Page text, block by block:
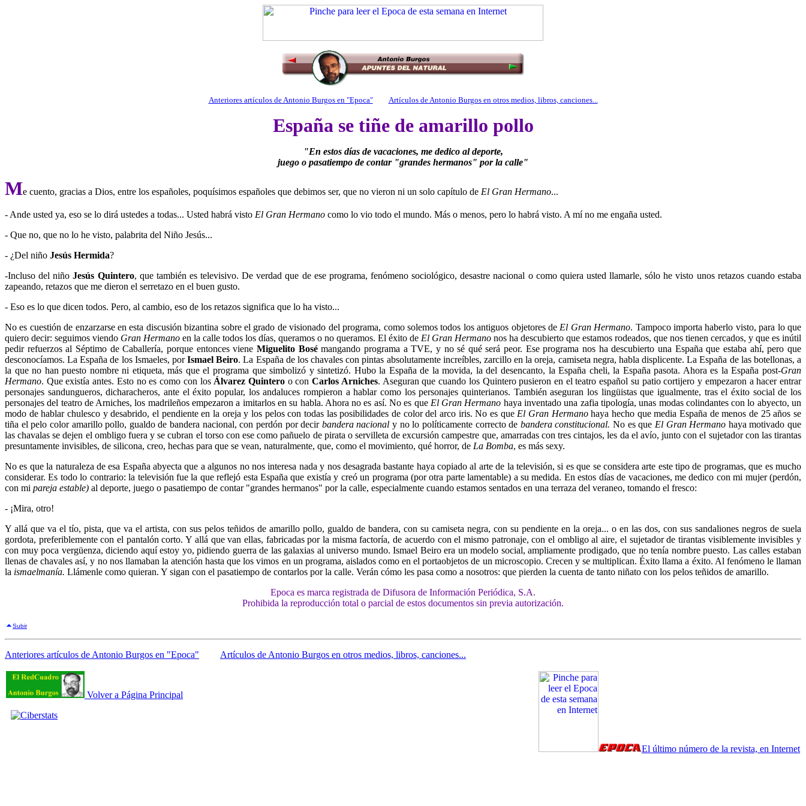
Anteriores artículos de Antonio Burgos en "Epoca" Artículos de Antonio Burgos en otros medios, libros, canciones...
España se tiñe de amarillo pollo
"En estos días de vacaciones, me dedico al deporte,
juego o pasatiempo de contar "grandes hermanos" por la calle"
Me cuento, gracias a Dios, entre los españoles, poquísimos españoles que debimos ser, que no vieron ni un solo capítulo de El Gran Hermano...
- Ande usted ya, eso se lo dirá ustedes a todas... Usted habrá visto El Gran Hermano como lo vio todo el mundo. Más o menos, pero lo habrá visto. A mí no me engaña usted.
- Que no, que no lo he visto, palabrita del Niño Jesús...
- ¿Del niño Jesús Hermida?
-Incluso del niñoJesús Quintero, que también es televisivo. De verdad que de ese programa, fenómeno sociológico, desastre nacional o como quiera usted llamarle, sólo he visto unos retazos cuando estaba
zapeando, retazos que me dieron el serretazo en el buen gusto.
- Eso es lo que dicen todos. Pero, al cambio, eso de los retazos significa que lo ha visto...
No es cuestión de enzarzarse en esta discusión bizantina sobre el grado de visionado del programa, como solemos todos los antiguos objetores de El Gran Hermano. Tampoco importa haberlo visto, para lo que
quiero decir: seguimos viendo Gran Hermano en la calle todos los días, queramos o no queramos. El éxito de El Gran Hermano nos ha descubierto que estamos rodeados, que nos tienen cercados, y que es inútil
pedir refuerzos al Séptimo de Caballería, porque entonces viene Miguelito Bosémangando programa a TVE, y no sé qué será peor. Ese programa nos ha descubierto una España que estaba ahí, pero que
desconocíamos. La España de los Ismaeles, porIsmael Beiro. La España de los chavales con pintas absolutamente increíbles, zarcillo en la oreja, camiseta negra, habla displicente. La España de las botellonas, a
la que no han puesto nombre ni etiqueta, más que el programa que simbolizó y sintetizó. Hubo la España de la movida, la del desencanto, la España cheli, la España pasota. Ahora es la España post-Gran
Hermano. Que existía antes. Esto no es como con los Álvarez Quintero o conCarlos Arniches. Aseguran que cuando los Quintero pusieron en el teatro español su patio cortijero y empezaron a hacer entrar
personajes sandungueros, dicharacheros, ante el éxito popular, los andaluces rompieron a hablar como los personajes quinterianos. También aseguran los lingüistas que igualmente, tras el éxito social de los
personajes del teatro de Arniches, los madrileños empezaron a imitarlos en su habla. Ahora no es así. No es que El Gran Hermano haya inventado una zafia tipología, unas modas colindantes con lo abyecto, un
modo de hablar chulesco y desabrido, el pendiente en la oreja y los pelos con todas las posibilidades de color del arco iris. No es que El Gran Hermanohaya hecho que media España de menos de 25 años se
tiña el pelo color amarillo pollo, gualdo de bandera nacional, con perdón por decir bandera nacional y no lo políticamente correcto de bandera constitucional. No es que El Gran Hermano haya motivado que
las chavalas se dejen el ombligo fuera y se cubran el torso con ese como pañuelo de pirata o servilleta de excursión campestre que, amarradas con tres cintajos, les da el avío, junto con el sujetador con las tirantas
presuntamente invisibles, de silicona, creo, hechas para que se vean, naturalmente, que, como el movimiento, qué horror, de La Bomba, es más sexy.
No es que la naturaleza de esa España abyecta que a algunos no nos interesa nada y nos desagrada bastante haya copiado al arte de la televisión, si es que se considera arte este tipo de programas, que es mucho
considerar. Es todo lo contrario: la televisión fue la que reflejó esta España que existía y creó un programa (por otra parte lamentable) a su medida. En estos días de vacaciones, me dedico con mi mujer (perdón,
con mi pareja estable) al deporte, juego o pasatiempo de contar "grandes hermanos" por la calle, especialmente cuando estamos sentados en una terraza del veraneo, tomando el fresco:
- ¡Mira, otro!
Y allá que va el tío, pista, que va el artista, con sus pelos teñidos de amarillo pollo, gualdo de bandera, con su camiseta negra, con su pendiente en la oreja... o en las dos, con sus sandaliones negros de suela
gordota, preferiblemente con el pantalón corto. Y allá que van ellas, fabricadas por la misma factoría, de acuerdo con el mismo patronaje, con el ombligo al aire, el sujetador de tirantas visiblemente invisibles y
con muy poca vergüenza, diciendo aquí estoy yo, pidiendo guerra de las galaxias al universo mundo. Ismael Beiro era un modelo social, ampliamente prodigado, que no tenía nombre puesto. Las calles estaban
llenas de chavales así, y no nos llamaban la atención hasta que los vimos en un programa, aislados como en el portaobjetos de un microscopio. Crecen y se multiplican. Éxito llama a éxito. Al fenómeno le llaman
la ismaelmanía. Llámenle como quieran. Y sigan con el pasatiempo de contarlos por la calle. Verán cómo les pasa como a nosotros: que pierden la cuenta de tanto niñato con los pelos teñidos de amarillo.
Epoca es marca registrada de Difusora de Información Periódica, S.A.
Prohibida la reproducción total o parcial de estos documentos sin previa autorización.
Subir
Anteriores artículos de Antonio Burgos en "Epoca" Artículos de Antonio Burgos en otros medios, libros, canciones...
Volver a Página Principal
El último número de la revista, en Internet